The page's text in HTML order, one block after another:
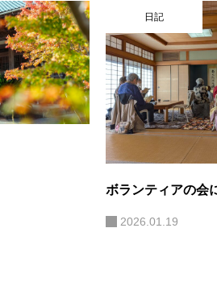
日記
ボランティアの会
2026.01.19